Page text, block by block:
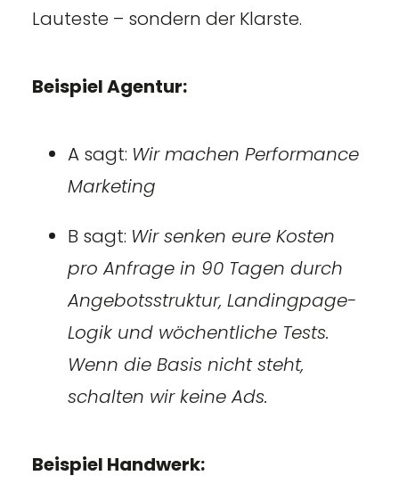
Lauteste – sondern der Klarste.
Beispiel Agentur:
A sagt: Wir machen Performance
Marketing
B sagt: Wir senken eure Kosten
pro Anfrage in 90 Tagen durch
Angebotsstruktur, Landingpage-
Logik und wöchentliche Tests.
Wenn die Basis nicht steht,
schalten wir keine Ads.
Beispiel Handwerk: